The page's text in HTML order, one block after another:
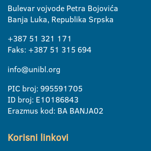
Bulevar vojvode Petra Bojovića
Banja Luka, Republika Srpska
+387 51 321 171
Faks: +387 51 315 694
info@unibl.org
PIC broj: 995591705
ID broj: E10186843
Erazmus kod: BA BANJA02
Korisni linkovi